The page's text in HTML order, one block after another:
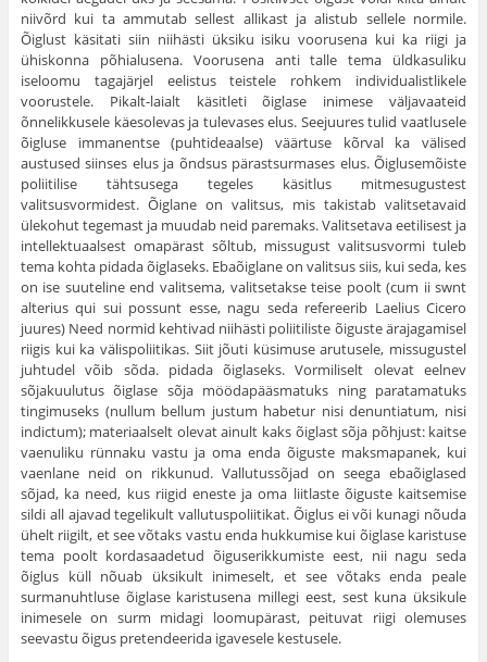
niivõrd kui ta ammutab sellest allikast ja alistub sellele normile.
Õiglust käsitati siin niihästi üksiku isiku voorusena kui ka riigi ja
ühiskonna põhialu­sena. Voorusena anti talle tema üldkasuliku
iseloomu tagajärjel eelistus teistele rohkem individualistlikele
voorustele. Pikalt-laialt käsitleti õiglase inimese väljavaateid
õnnelikkusele käesolevas ja tulevases elus. Seejuures tulid vaatlu­sele
õigluse immanentse (puhtideaalse) väärtuse kõrval ka välised
austused siinses elus ja õndsus pärastsurmases elus. Õiglusemõiste
poliitilise täht­susega tegeles käsitlus mitmesugustest
valitsusvormidest. Õiglane on valitsus, mis takistab valitsetavaid
ülekohut tegemast ja muudab neid paremaks. Valit­setava eetilisest ja
intellektuaalsest omapärast sõltub, missugust valitsusvormi tuleb
tema kohta pidada õiglaseks. Ebaõiglane on valitsus siis, kui seda, kes
on ise suuteline end valitsema, valitsetakse teise poolt (cum ii swnt
alterius qui sui possunt esse, nagu seda refereerib Laelius Cicero
juures) Need normid kehtivad niihästi poliitiliste õiguste ärajagamisel
riigis kui ka välispoliitikas. Siit jõuti küsimuse arutusele, missugustel
juhtudel võib sõda. pidada õiglaseks. Vormiliselt olevat eelnev
sõjakuulutus õiglase sõja möödapääsmatuks ning paratamatuks
tingimuseks (nullum bellum justum habetur nisi denuntiatum, nisi
indictum); materiaalselt olevat ainult kaks õiglast sõja põhjust: kaitse
vaenu­liku rünnaku vastu ja oma enda õiguste maksmapanek, kui
vaenlane neid on rikkunud. Vallutussõjad on seega ebaõiglased
sõjad, ka need, kus riigid eneste ja oma liitlaste õiguste kaitsemise
sildi all ajavad tegelikult vallutuspoliitikat. Õiglus ei või kunagi nõuda
ühelt riigilt, et see võtaks vastu enda hukkumise kui õiglase karistuse
tema poolt kordasaadetud õiguserikkumiste eest, nii nagu seda
õiglus küll nõuab üksikult inimeselt, et see võtaks enda peale
surmanuhtluse õiglase karistusena millegi eest, sest kuna üksikule
inimesele on surm midagi loomupärast, peituvat riigi olemuses
seevastu õigus pretendeerida igavesele kestusele.